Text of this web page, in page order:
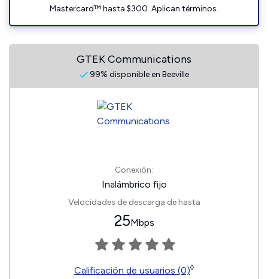
Mastercard™ hasta $300. Aplican términos.
GTEK Communications
99% disponible en Beeville
Conexión:
Inalámbrico fijo
Velocidades de descarga de hasta
25Mbps
Calificación de usuarios (0)◊